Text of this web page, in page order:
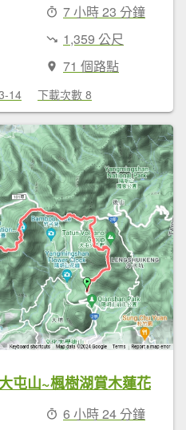
7 小時 23 分鐘
1,359 公尺
71 個路點
14 下載次數 8
屯山~楓樹湖賞木蓮花
6 小時 24 分鐘